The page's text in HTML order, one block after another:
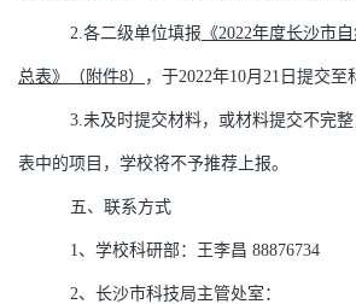
2.各二级单位填报 《2022年度长沙市自
总表》（附件8） ，于2022年10月 21 日提交至
3.未及时提交材料，或材料提交不完
表中的项目，学校将不予推荐上报。
五、联系方式
1、学校科研部：王李昌 88876734
2、长沙市科技局主管处室：